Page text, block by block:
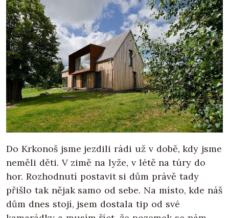
Do Krkonoš jsme jezdili rádi už v době, kdy jsme
neměli děti. V zimě na lyže, v létě na túry do
hor. Rozhodnutí postavit si dům právě tady
přišlo tak nějak samo od sebe. Na místo, kde náš
dům dnes stojí, jsem dostala tip od své